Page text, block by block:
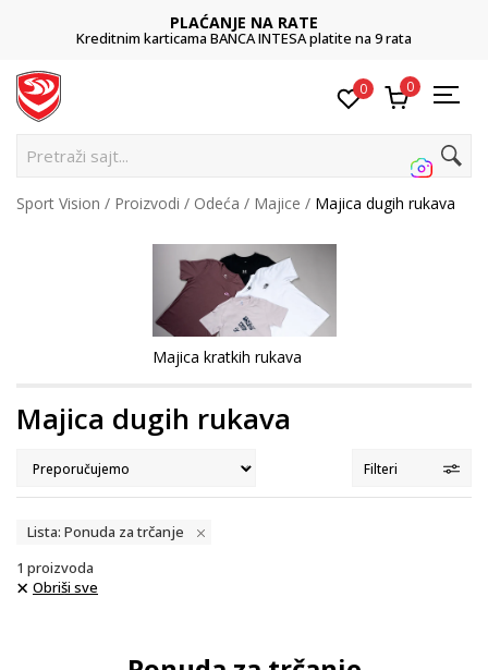
PLAĆANJE NA RATE
Kreditnim karticama BANCA INTESA platite na 9 rata
0 0
Pretraži sajt...
Sport Vision Proizvodi Odeća Majice Majica dugih rukava
Majica kratkih rukava
Majica dugih rukava
Filteri
Lista: Ponuda za trčanje
1 proizvoda
Obriši sve